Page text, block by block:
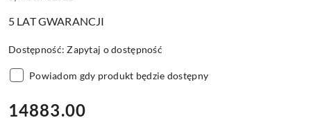
5 LAT GWARANCJI
Dostępność:Zapytaj o dostępność
Powiadom gdy produkt będzie dostępny
cena:
14883.00